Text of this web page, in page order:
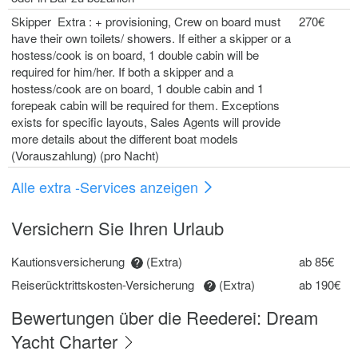
Skipper Extra : + provisioning, Crew on board must
have their own toilets/ showers. If either a skipper or a
hostess/cook is on board, 1 double cabin will be
required for him/her. If both a skipper and a
hostess/cook are on board, 1 double cabin and 1
forepeak cabin will be required for them. Exceptions
exists for specific layouts, Sales Agents will provide
more details about the different boat models
(Vorauszahlung) (pro Nacht)
270€
Alle extra -Services anzeigen
Versichern Sie Ihren Urlaub
Kautionsversicherung (Extra)
ab 85€
Reiserücktrittskosten-Versicherung
(Extra) ab 190€
Bewertungen über die Reederei: Dream
Yacht Charter